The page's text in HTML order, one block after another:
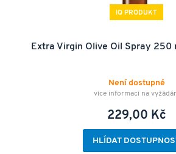
IQ PRODUKT
Extra Virgin Olive Oil Spray 250
Není dostupné
více informací na
229,00 Kč
HLÍDAT